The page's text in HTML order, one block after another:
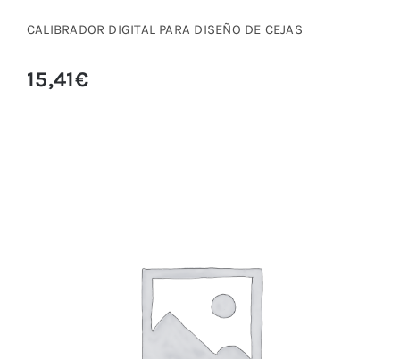
CALIBRADOR DIGITAL PARA DISEÑO DE CEJAS
15,41€
CEPILLO DOBLE CEJAS COLORES 20
UNIDADES